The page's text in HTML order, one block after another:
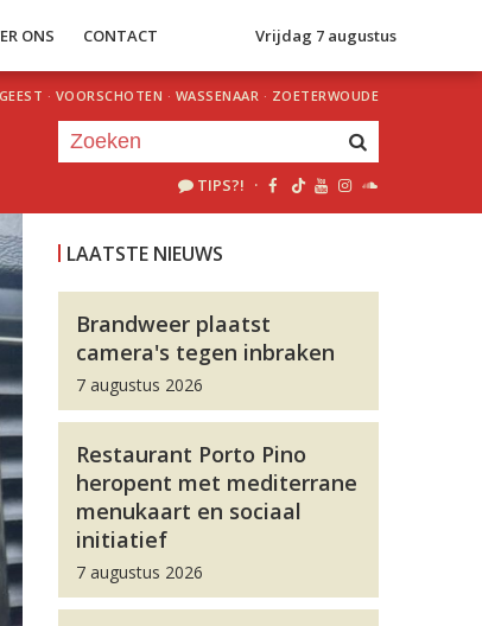
ONS CONTACT Vrijdag 7 augustus
· VOORSCHOTEN · WASSENAAR · ZOETERWOUDE
TIPS?! ·
LAATSTE NIEUWS
Brandweer plaatst
camera's tegen inbraken
7 augustus 2026
Restaurant Porto Pino
heropent met mediterrane
menukaart en sociaal
initiatief
7 augustus 2026